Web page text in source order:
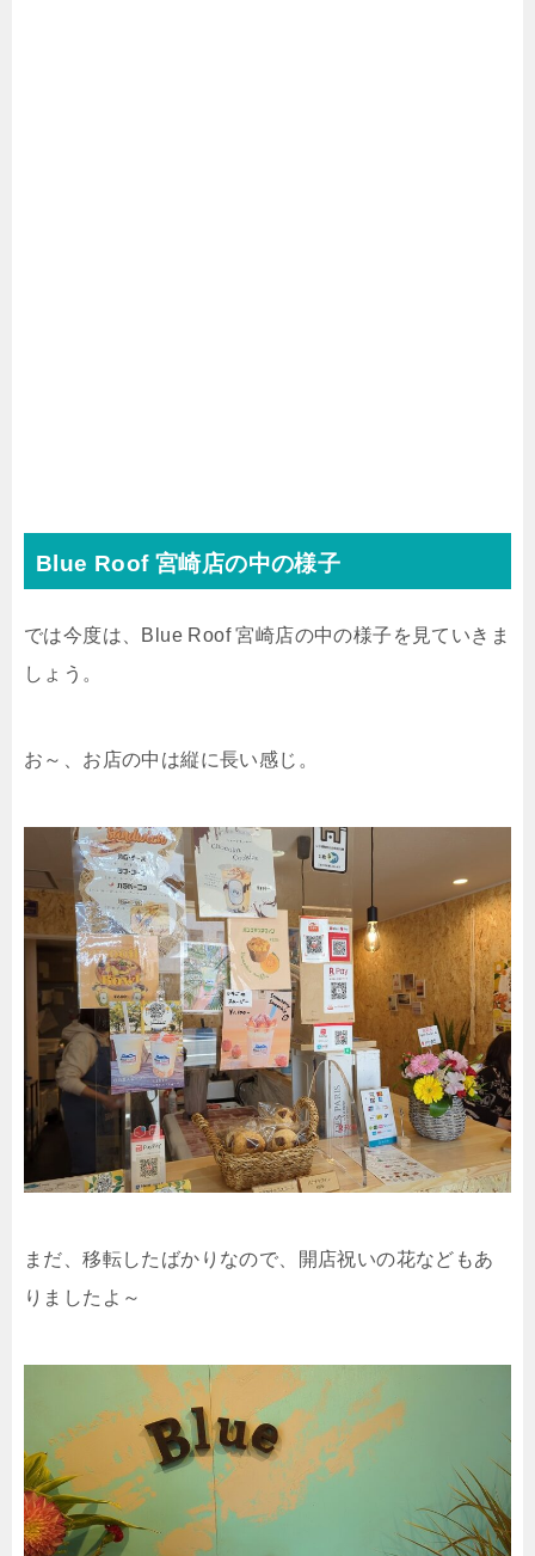
Blue Roof 宮崎店の中の様子
では今度は、Blue Roof 宮崎店の中の様子を見ていきま
しょう。
お～、お店の中は縦に長い感じ。
まだ、移転したばかりなので、開店祝いの花などもあ
りましたよ～